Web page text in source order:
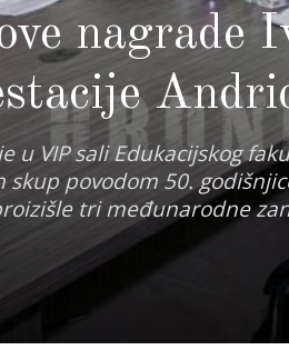
nagrade
u VIP sali Edukacijskog
povodom 50.
tri međunarodne